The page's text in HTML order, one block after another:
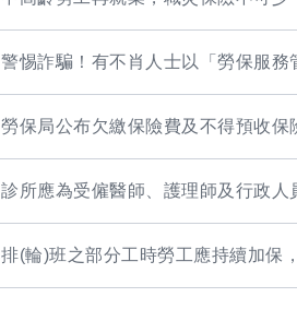
警惕詐騙！有不肖人士以「勞保服
勞保局公布欠繳保險費及不得預收
診所應為受僱醫師、護理師及行政人
排(輪)班之部分工時勞工應持續加保